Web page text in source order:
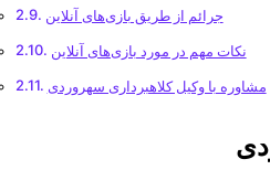
جرائم از طریق بازی‌های آنلاین
نکات مهم در مورد بازی‌های آنلاین
مشاوره با وکیل‌ کلاهبرداری سهروردی